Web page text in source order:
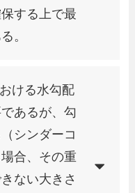
する上で最
。
ける水勾配
あるが、勾
シンダーコ
合、その重
ない大きさ